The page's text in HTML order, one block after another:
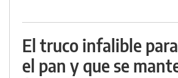
El truco infalible
el pan y que se